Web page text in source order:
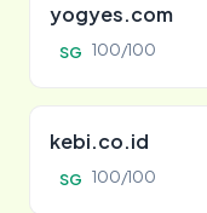
yogyes.com
SG 100/100
kebi.co.id
SG 100/100